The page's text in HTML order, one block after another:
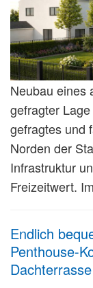
Neubau eines
gefragter
gefragtes und
Norden der
Infrastruktur
Freizeitwert.
Endlich
Penthouse-